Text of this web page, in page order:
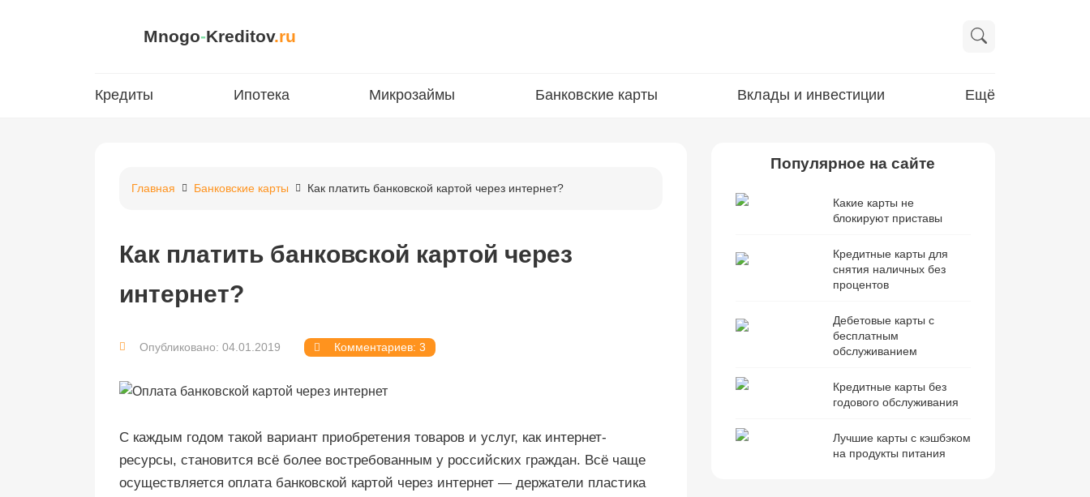
Mnogo-Kreditov.ru
Кредиты Ипотека Микрозаймы Банковские карты Вклады и инвестиции Ещё
Главная Банковские карты Как платить банковской картой через интернет?
Как платить банковской картой через
интернет?
Опубликовано: 04.01.2019 Комментариев: 3
С каждым годом такой вариант приобретения товаров и услуг, как интернет-
ресурсы, становится всё более востребованным у российских граждан. Всё чаще
осуществляется оплата банковской картой через интернет — держатели пластика
Популярное на сайте
Какие карты не
блокируют приставы
Кредитные карты для
снятия наличных без
процентов
Дебетовые карты с
бесплатным
обслуживанием
Кредитные карты без
годового обслуживания
Лучшие карты с кэшбэком
на продукты питания